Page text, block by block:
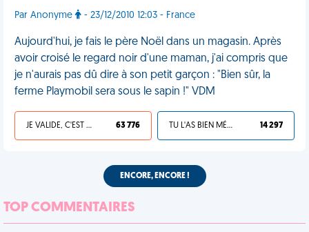
Par Anonyme - 23/12/2010 12:03 - France
Aujourd'hui, je fais le père Noël dans un magasin. Après
avoir croisé le regard noir d'une maman, j'ai compris que
je n'aurais pas dû dire à son petit garçon : "Bien sûr, la
ferme Playmobil sera sous le sapin !" VDM
JE VALIDE, C'EST UNE VDM 63 776 TU L'AS BIEN MÉRITÉ 14 297
ENCORE, ENCORE !
TOP COMMENTAIRES